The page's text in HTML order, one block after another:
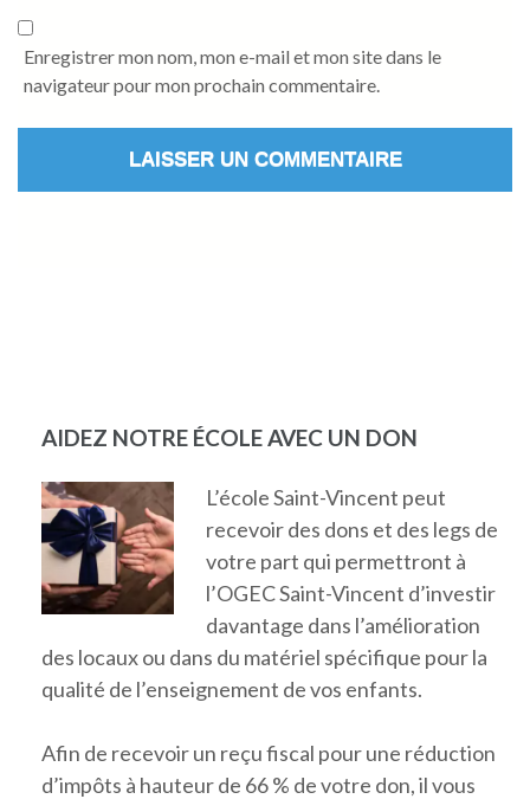
Enregistrer mon nom, mon e-mail et mon site dans le
navigateur pour mon prochain commentaire.
AIDEZ NOTRE ÉCOLE AVEC UN DON
L’école Saint-Vincent peut
recevoir des dons et des legs de
votre part qui permettront à
l’OGEC Saint-Vincent d’investir
davantage dans l’amélioration
des locaux ou dans du matériel spécifique pour la
qualité de l’enseignement de vos enfants.
Afin de recevoir un reçu fiscal pour une réduction
d’impôts à hauteur de 66 % de votre don, il vous